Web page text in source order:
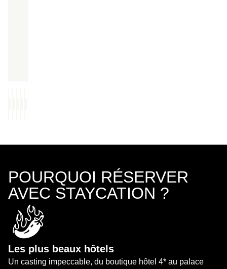
POURQUOI RÉSERVER
AVEC STAYCATION ?
Les plus beaux hôtels
Un casting impeccable, du boutique hôtel 4* au palace